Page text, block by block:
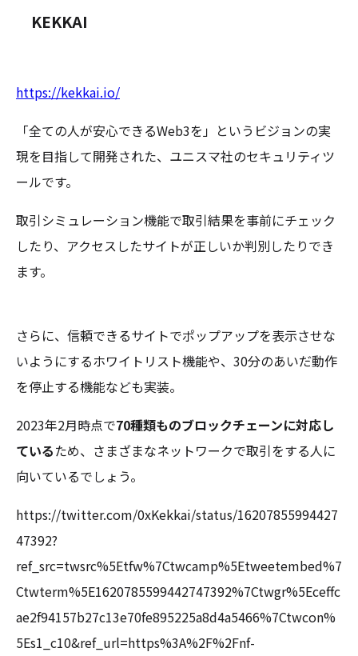
KEKKAI
https://kekkai.io/
「全ての人が安心できるWeb3を」というビジョンの実
現を目指して開発された、ユニスマ社のセキュリティツ
ールです。
取引シミュレーション機能で取引結果を事前にチェック
したり、アクセスしたサイトが正しいか判別したりでき
ます。
さらに、信頼できるサイトでポップアップを表示させな
いようにするホワイトリスト機能や、30分のあいだ動作
を停止する機能なども実装。
2023年2月時点で70種類ものブロックチェーンに対応し
ているため、さまざまなネットワークで取引をする人に
向いているでしょう。
https://twitter.com/0xKekkai/status/16207855994427
47392?
ref_src=twsrc%5Etfw%7Ctwcamp%5Etweetembed%7
Ctwterm%5E1620785599442747392%7Ctwgr%5Eceffc
ae2f94157b27c13e70fe895225a8d4a5466%7Ctwcon%
5Es1_c10&ref_url=https%3A%2F%2Fnf-